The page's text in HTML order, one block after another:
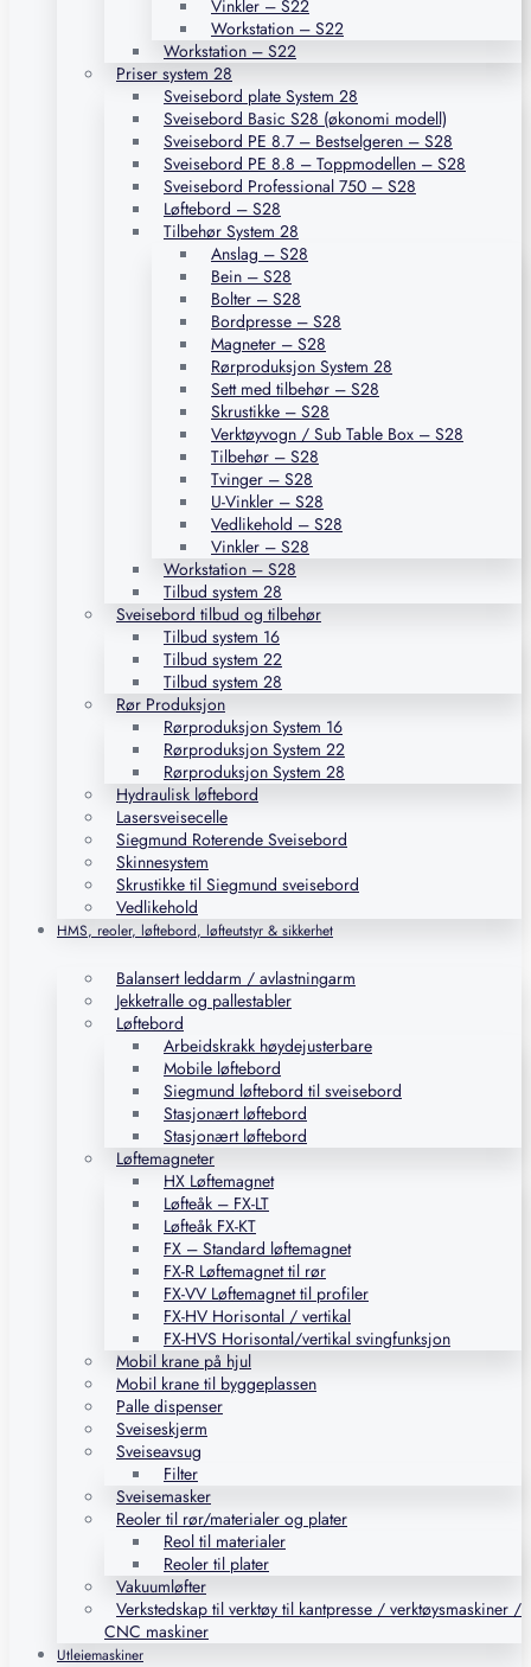
Vinkler – S22
Workstation – S22
Workstation – S22
Priser system 28
Sveisebord plate System 28
Sveisebord Basic S28 (økonomi modell)
Sveisebord PE 8.7 – Bestselgeren – S28
Sveisebord PE 8.8 – Toppmodellen – S28
Sveisebord Professional 750 – S28
Løftebord – S28
Tilbehør System 28
Anslag – S28
Bein – S28
Bolter – S28
Bordpresse – S28
Magneter – S28
Rørproduksjon System 28
Sett med tilbehør – S28
Skrustikke – S28
Verktøyvogn / Sub Table Box – S28
Tilbehør – S28
Tvinger – S28
U-Vinkler – S28
Vedlikehold – S28
Vinkler – S28
Workstation – S28
Tilbud system 28
Sveisebord tilbud og tilbehør
Tilbud system 16
Tilbud system 22
Tilbud system 28
Rør Produksjon
Rørproduksjon System 16
Rørproduksjon System 22
Rørproduksjon System 28
Hydraulisk løftebord
Lasersveisecelle
Siegmund Roterende Sveisebord
Skinnesystem
Skrustikke til Siegmund sveisebord
Vedlikehold
HMS, reoler, løftebord, løfteutstyr & sikkerhet
Balansert leddarm / avlastningarm
Jekketralle og pallestabler
Løftebord
Arbeidskrakk høydejusterbare
Mobile løftebord
Siegmund løftebord til sveisebord
Stasjonært løftebord
Stasjonært løftebord
Løftemagneter
HX Løftemagnet
Løfteåk – FX-LT
Løfteåk FX-KT
FX – Standard løftemagnet
FX-R Løftemagnet til rør
FX-VV Løftemagnet til profiler
FX-HV Horisontal / vertikal
FX-HVS Horisontal/vertikal svingfunksjon
Mobil krane på hjul
Mobil krane til byggeplassen
Palle dispenser
Sveiseskjerm
Sveiseavsug
Filter
Sveisemasker
Reoler til rør/materialer og plater
Reol til materialer
Reoler til plater
Vakuumløfter
Verkstedskap til verktøy til kantpresse / verktøysmaskiner /
CNC maskiner
Utleiemaskiner